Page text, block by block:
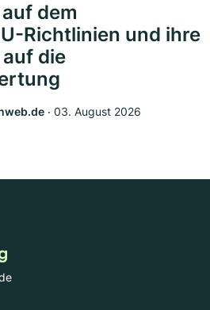
dem
Richtlinien und ihre
die
‧ 03. August 2026